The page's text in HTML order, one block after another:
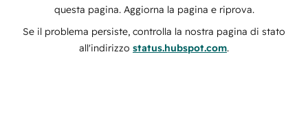
questa pagina. Aggiorna la pagina e riprova.
Se il problema persiste, controlla la nostra pagina di stato
all'indirizzo status.hubspot.com.